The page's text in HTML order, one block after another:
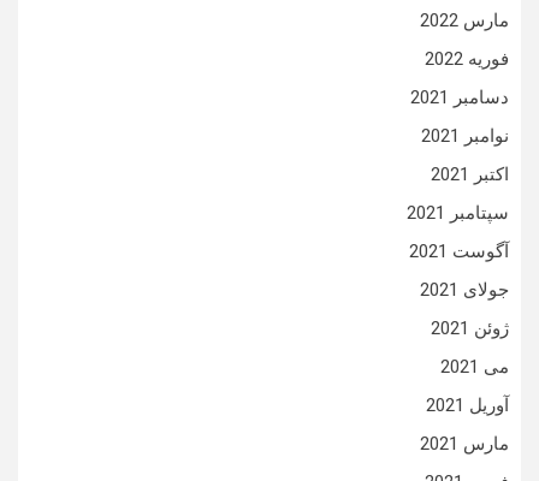
مارس 2022
فوریه 2022
دسامبر 2021
نوامبر 2021
اکتبر 2021
سپتامبر 2021
آگوست 2021
جولای 2021
ژوئن 2021
می 2021
آوریل 2021
مارس 2021